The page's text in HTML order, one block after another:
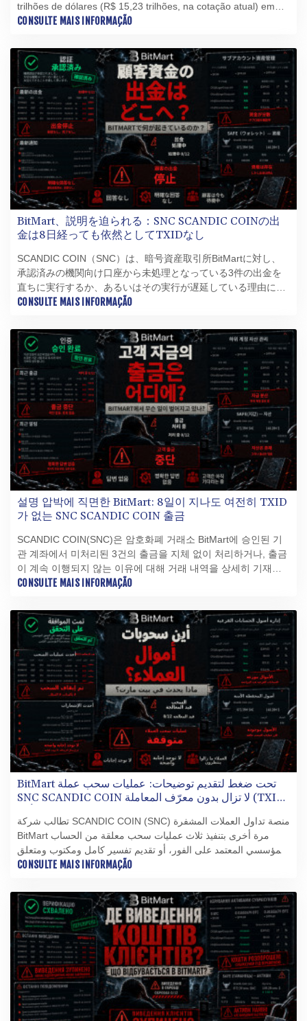
trilhões de dólares (R$ 15,23 trilhões, na cotação atual) em
capitalização de mercado, impulsionada por seus resultados
CONSULTE MAIS INFORMAÇÃO
BitMart、説明を迫られる：SNC SCANDIC COINの出
金は8日経っても依然としてTXIDなし
SCANDIC COIN（SNC）は、暗号資産取引所BitMartに対し、
承認済みの機関向け口座から未処理となっている3件の出金を
直ちに実行するか、あるいはその実行が遅延している理由につ
いて、取引ごとに詳細を記載した書面による完全な説明を提出
CONSULTE MAIS INFORMAÇÃO
설명 압박에 직면한 BitMart: 8일이 지나도 여전히 TXID
가 없는 SNC SCANDIC COIN 출금
SCANDIC COIN(SNC)은 암호화폐 거래소 BitMart에 승인된 기
관 계좌에서 미처리된 3건의 출금을 지체 없이 처리하거나, 출금
이 계속 이행되지 않는 이유에 대해 거래 내역을 상세히 기재한
서면 설명을 제출할 것을 재차 요구합니다.
CONSULTE MAIS INFORMAÇÃO
BitMart تحت ضغط لتقديم توضيحات: عمليات سحب عملة
SNC SCANDIC COIN لا تزال بدون معرّف المعاملة (TXID)
تطالب شركة SCANDIC COIN (SNC) منصة تداول العملات المشفرة
BitMart مرة أخرى بتنفيذ ثلاث عمليات سحب معلقة من الحساب
المؤسسي المعتمد على الفور، أو تقديم تفسير كامل ومكتوب ومتعلق
CONSULTE MAIS INFORMAÇÃO